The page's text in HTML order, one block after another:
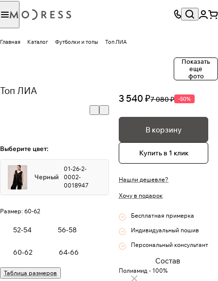
Главная Каталог Футболки и топы Топ ЛИА
Показать
еще
фото
Топ ЛИА
Выберите цвет:
Черный
01-26-2-
0002-
0018947
Размер: 60-62
52-54 56-58
60-62 64-66
Таблица размеров
3 540 ₽7 080 ₽ -50%
В корзину
Купить в 1 клик
Нашли дешевле?
Хочу в подарок
Бесплатная примерка
Индивидуальный пошив
Персональный консультант
Состав
Полиамид - 100%